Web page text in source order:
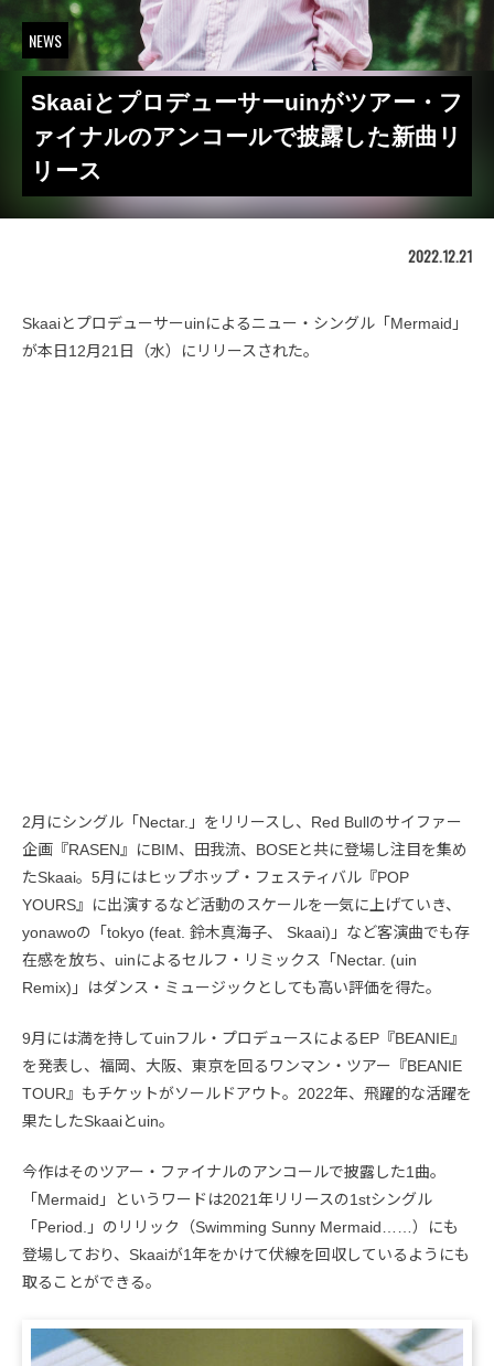
NEWS
Skaaiとプロデューサーuinがツアー・フ
ァイナルのアンコールで披露した新曲リ
リース
2022.12.21
Skaaiとプロデューサーuinによるニュー・シングル「Mermaid」
が本日12月21日（水）にリリースされた。
2月にシングル「Nectar.」をリリースし、Red Bullのサイファー
企画『RASEN』にBIM、田我流、BOSEと共に登場し注目を集め
たSkaai。5月にはヒップホップ・フェスティバル『POP
YOURS』に出演するなど活動のスケールを一気に上げていき、
yonawoの「tokyo (feat. 鈴木真海子、 Skaai)」など客演曲でも存
在感を放ち、uinによるセルフ・リミックス「Nectar. (uin
Remix)」はダンス・ミュージックとしても高い評価を得た。
9月には満を持してuinフル・プロデュースによるEP『BEANIE』
を発表し、福岡、大阪、東京を回るワンマン・ツアー『BEANIE
TOUR』もチケットがソールドアウト。2022年、飛躍的な活躍を
果たしたSkaaiとuin。
今作はそのツアー・ファイナルのアンコールで披露した1曲。
「Mermaid」というワードは2021年リリースの1stシングル
「Period.」のリリック（Swimming Sunny Mermaid……）にも
登場しており、Skaaiが1年をかけて伏線を回収しているようにも
取ることができる。